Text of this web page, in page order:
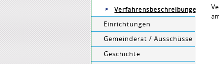
Verfahrensbeschreibungen
Einrichtungen
Gemeinderat / Ausschüsse
Geschichte